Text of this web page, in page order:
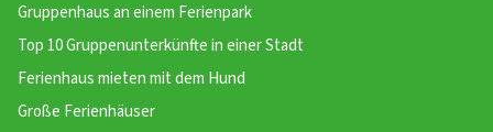
Gruppenhaus an einem Ferienpark
Top 10 Gruppenunterkünfte in einer Stadt
Ferienhaus mieten mit dem Hund
Große Ferienhäuser